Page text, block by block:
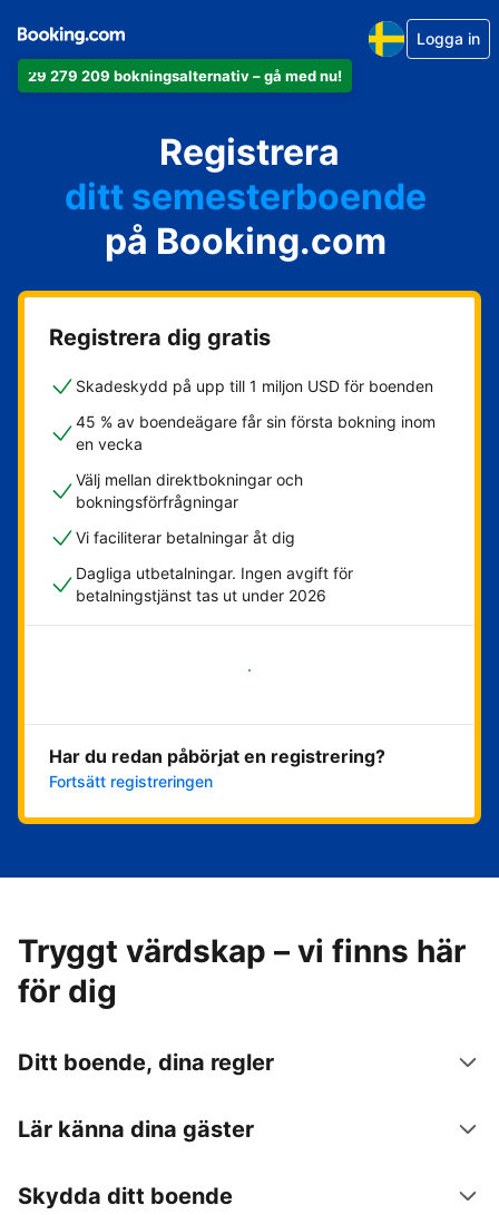
29 279 209 bokningsalternativ – gå med nu!
Logga in
Registrera
din lägenhet
ditt hotell
ditt semesterboende
din camping
ditt B&B
på Booking.com
Registrera dig gratis
Skadeskydd på upp till 1 miljon USD för boenden
45 % av boendeägare får sin första bokning inom
en vecka
Välj mellan direktbokningar och
bokningsförfrågningar
Vi faciliterar betalningar åt dig
Dagliga utbetalningar. Ingen avgift för
betalningstjänst tas ut under 2026
Kom igång nu
Har du redan påbörjat en registrering?
Fortsätt registreringen
Tryggt värdskap – vi finns här
för dig
Ditt boende, dina regler
Lär känna dina gäster
Skydda ditt boende